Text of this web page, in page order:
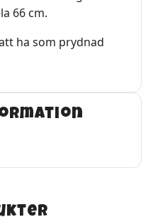
66 cm.
ha som prydnad